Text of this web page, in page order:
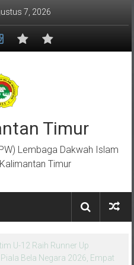
7, 2026
Timur
Lembaga Dakwah Islam
Timur
Muda Berkarakter Luhur
Makroman Indah